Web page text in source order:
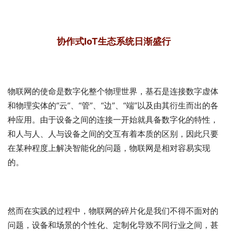
协作式IoT生态系统日渐盛行
物联网的使命是数字化整个物理世界，基石是连接数字虚体
和物理实体的“云”、“管”、“边”、“端”以及由其衍生而出的各
种应用。由于设备之间的连接一开始就具备数字化的特性，
和人与人、人与设备之间的交互有着本质的区别，因此只要
在某种程度上解决智能化的问题，物联网是相对容易实现
的。
然而在实践的过程中，物联网的碎片化是我们不得不面对的
问题，设备和场景的个性化、定制化导致不同行业之间，甚